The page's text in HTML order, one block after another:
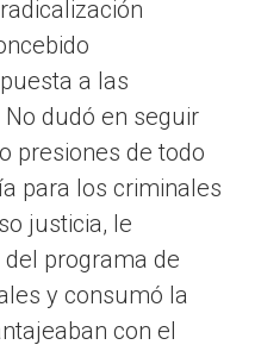
a las
dudó en seguir
presiones de todo
para los criminales
justicia, le
programa de
y consumó la
con el